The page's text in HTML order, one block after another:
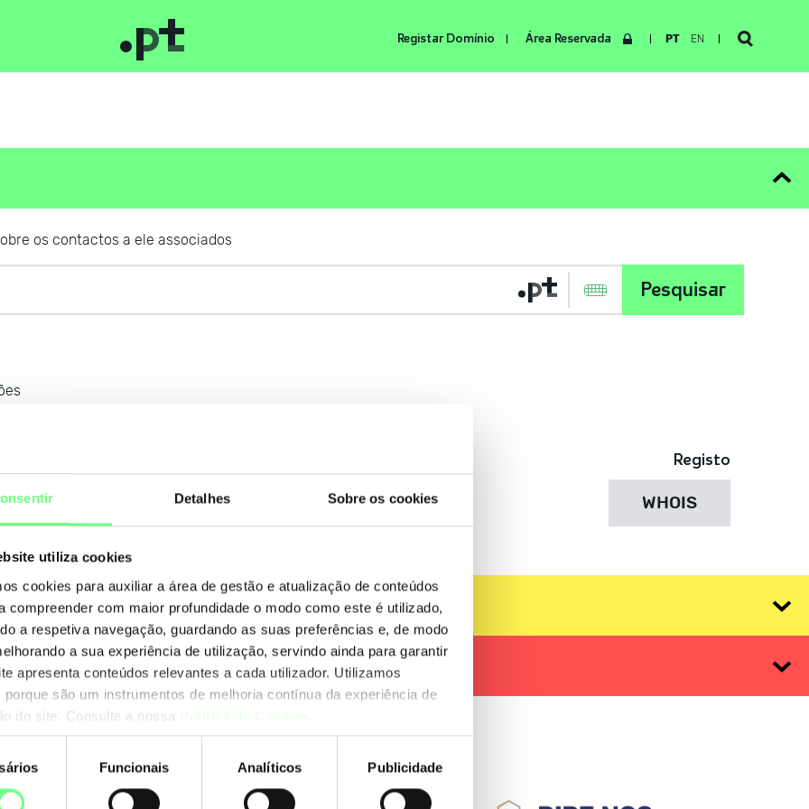
Detalhes Sobre os cookies
utiliza cookies
cookies para auxiliar a área de gestão e atualização de conteúdos
compreender com maior profundidade o modo como este é utilizado,
a respetiva navegação, guardando as suas preferências e, de modo
a sua experiência de utilização, servindo ainda para garantir
apresenta conteúdos relevantes a cada utilizador. Utilizamos
porque são um instrumentos de melhoria contínua da experiência de
do site. Consulte a nossa
Funcionais Analíticos Publicidade
Registar Domínio Área Reservada PT EN
os contactos a ele associados
Registo
WHOIS
alterações técnicas deverá recorrer ao avaliador técnico
para o seu domínio.
do domínio e do
especiais (IDN's)
aos seus